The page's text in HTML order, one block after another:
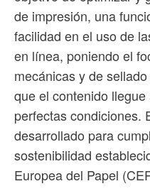
de impresión, una
facilidad en el uso de
en línea, poniendo el
mecánicas y de
que el contenido
perfectas condiciones.
desarrollado para
sostenibilidad
Europea del Papel